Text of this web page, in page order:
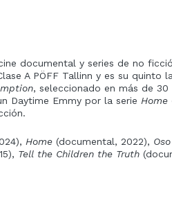
documental y series de no
A PÖFF Tallinn y es su
, seleccionado en más de
Daytime Emmy por la serie Home
Home(documental, 2022), Oso
Tell the Children the Truth